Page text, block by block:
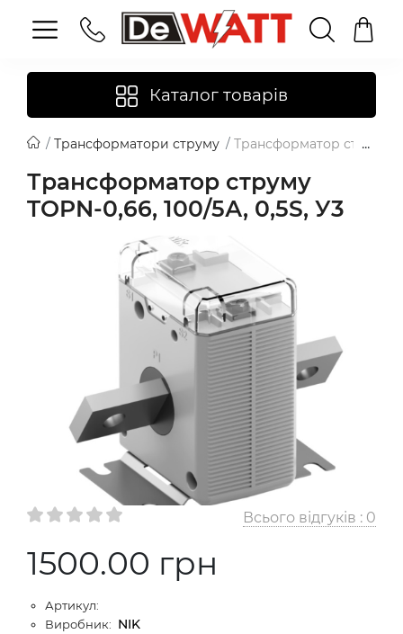
Каталог товарів
Трансформатори струму Трансформатор струму
Трансформатор струму
TOPN-0,66, 100/5А, 0,5S, У3
Всього відгуків : 0
1500.00 грн
Артикул:
Виробник: NIK